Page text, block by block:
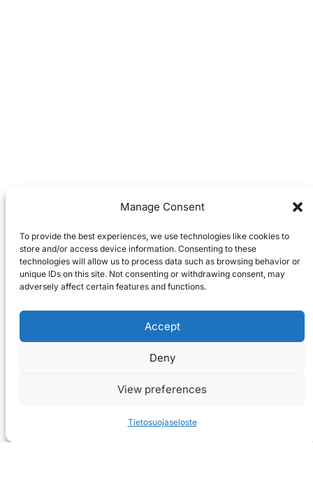
Manage Consent
To provide the best experiences, we use technologies like cookies to
store and/or access device information. Consenting to these
technologies will allow us to process data such as browsing behavior or
unique IDs on this site. Not consenting or withdrawing consent, may
adversely affect certain features and functions.
Accept
Deny
View preferences
Tietosuojaseloste